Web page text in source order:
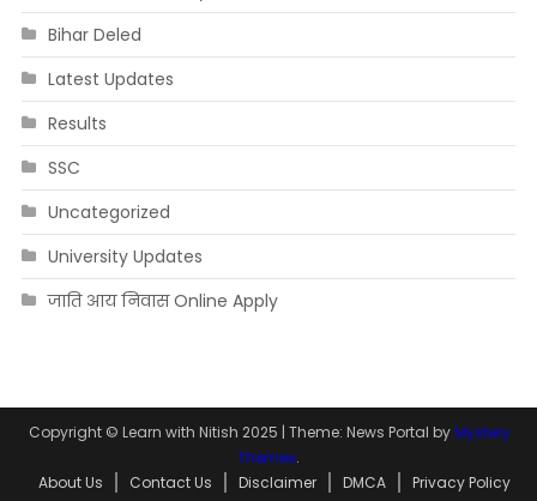
Bihar Deled
Latest Updates
Results
SSC
Uncategorized
University Updates
जाति आय निवास Online Apply
Copyright © Learn with Nitish 2025 | Theme: News Portal byMystery
Themes.
About Us
Contact Us Disclaimer DMCA Privacy Policy